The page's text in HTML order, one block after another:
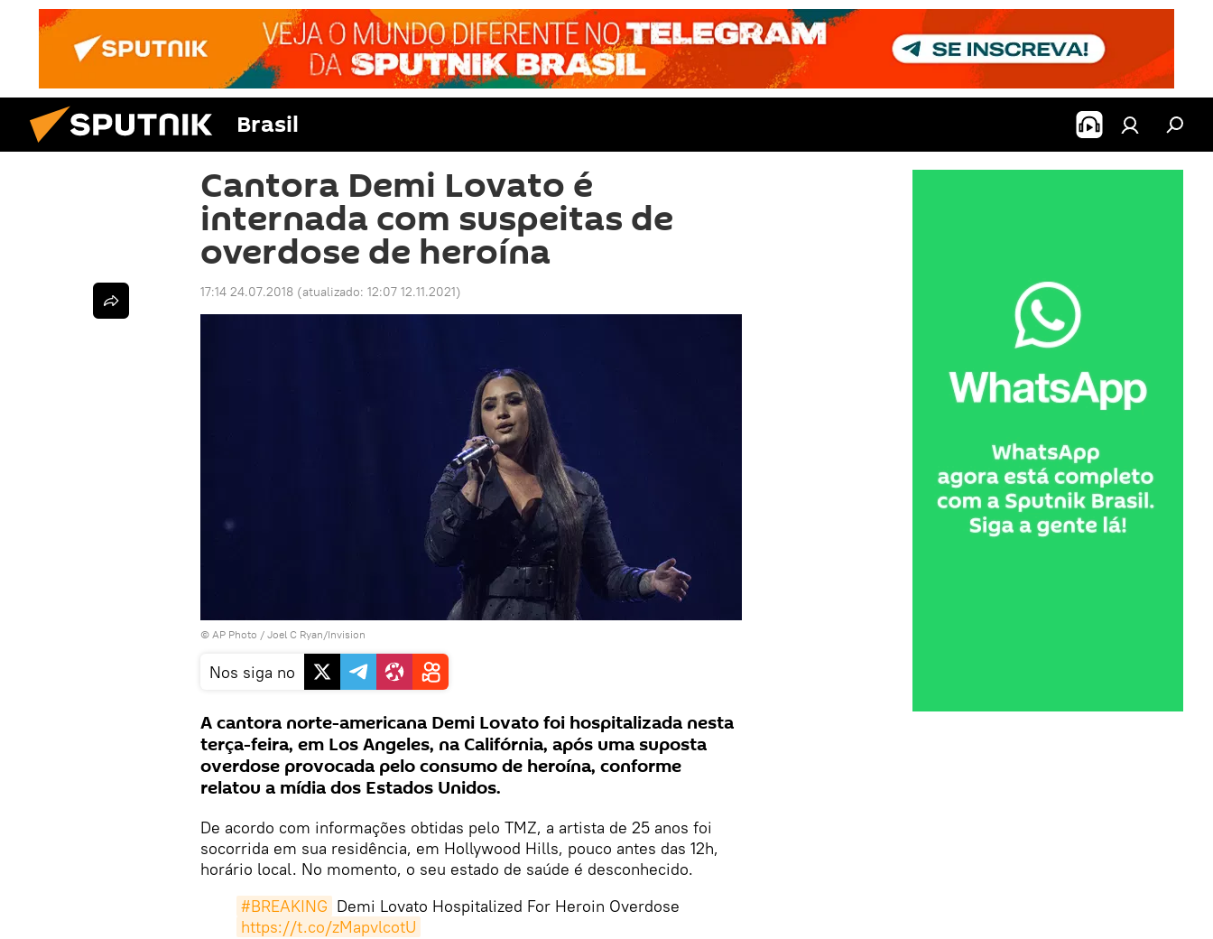
Brasil
Cantora Demi Lovato é
internada com suspeitas de
overdose de heroína
17:14 24.07.2018 (atualizado: 12:07 12.11.2021)
© AP Photo / Joel C Ryan/Invision
Nos siga no
A cantora norte-americana Demi Lovato foi hospitalizada nesta
terça-feira, em Los Angeles, na Califórnia, após uma suposta
overdose provocada pelo consumo de heroína, conforme
relatou a mídia dos Estados Unidos.
De acordo com informações obtidas pelo TMZ, a artista de 25 anos foi
socorrida em sua residência, em Hollywood Hills, pouco antes das 12h,
horário local. No momento, o seu estado de saúde é desconhecido.
#BREAKING Demi Lovato Hospitalized For Heroin Overdose
https://t.co/zMapvlcotU